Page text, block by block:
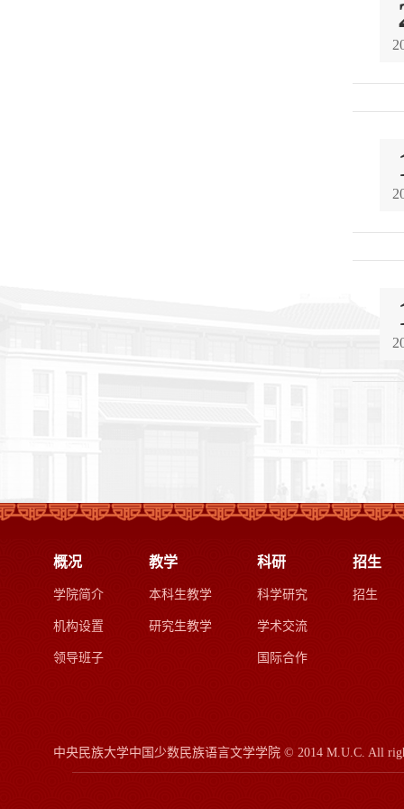
概况
学院简介
机构设置
领导班子
教学
本科生教学
研究生教学
科研
科学研究
学术交流
国际合作
招生
招生
中央民族大学中国少数民族语言文学学院 © 2014